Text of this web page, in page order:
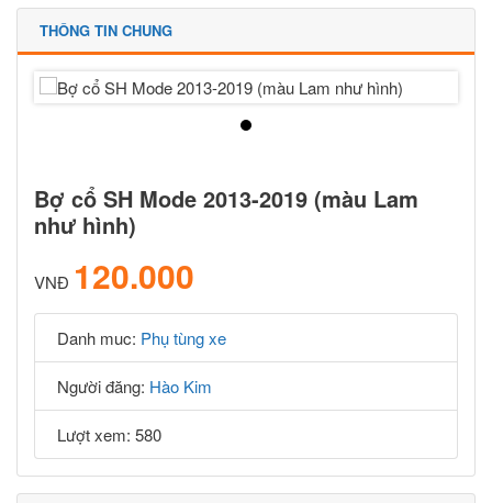
THÔNG TIN CHUNG
Bợ cổ SH Mode 2013-2019 (màu Lam
như hình)
VNĐ 120.000
Danh muc: Phụ tùng xe
Người đăng: Hào Kim
Lượt xem: 580